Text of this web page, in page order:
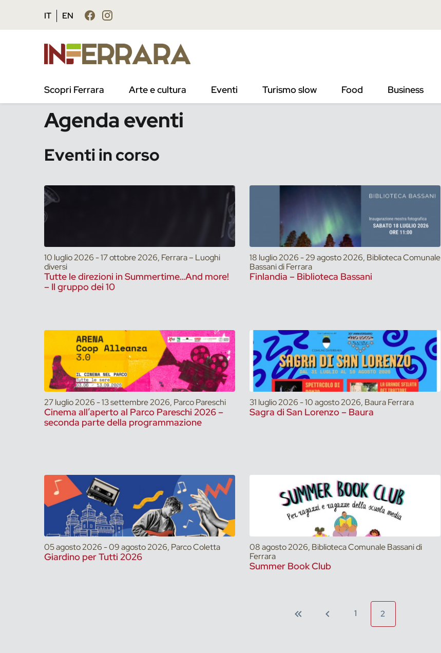
Vai al contenuto principale
Vai al footer
IT EN
Scopri Ferrara Arte e cultura Eventi Turismo slow Food Business
/ Eventi
Agenda eventi
Eventi in corso
10 luglio 2026 - 17 ottobre 2026, Ferrara – Luoghi
diversi
Tutte le direzioni in Summertime…And more!
– Il gruppo dei 10
18 luglio 2026 - 29 agosto 2026, Biblioteca Comunale
Bassani di Ferrara
Finlandia – Biblioteca Bassani
27 luglio 2026 - 13 settembre 2026, Parco Pareschi
Cinema all’aperto al Parco Pareschi 2026 –
seconda parte della programmazione
31 luglio 2026 - 10 agosto 2026, Baura Ferrara
Sagra di San Lorenzo – Baura
05 agosto 2026 - 09 agosto 2026, Parco Coletta
Giardino per Tutti 2026
08 agosto 2026, Biblioteca Comunale Bassani di
Ferrara
Summer Book Club
1 2